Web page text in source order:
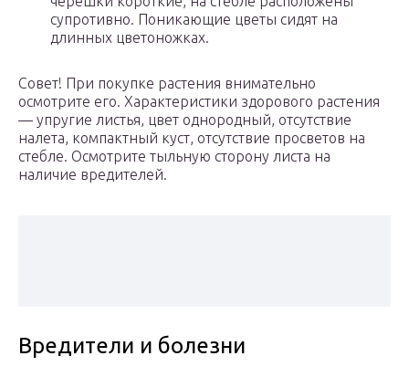
супротивно. Поникающие цветы сидят на
длинных цветоножках.
Совет! При покупке растения внимательно
осмотрите его. Характеристики здорового растения
— упругие листья, цвет однородный, отсутствие
налета, компактный куст, отсутствие просветов на
стебле. Осмотрите тыльную сторону листа на
наличие вредителей.
Вредители и болезни